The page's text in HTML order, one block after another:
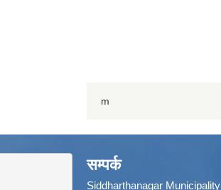
m
सम्पर्क
Siddharthanagar Municipality